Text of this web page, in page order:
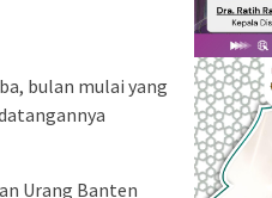
bulan mulai yang
Urang Banten